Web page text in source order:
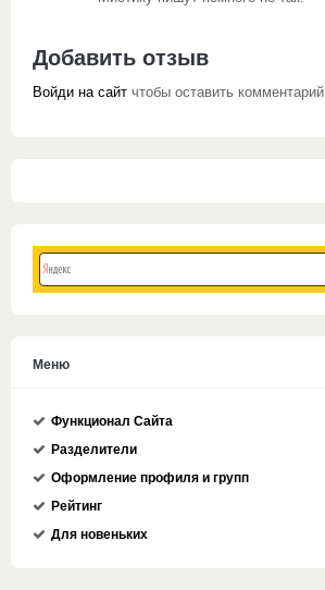
Добавить отзыв
Войди на сайт чтобы оставить комментарий.
Меню
Функционал Сайта
Разделители
Оформление профиля и групп
Рейтинг
Для новеньких